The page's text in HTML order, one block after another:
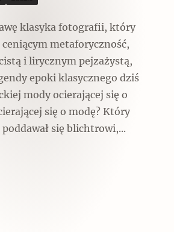
klasyka fotografii, który
ceniącym metaforyczność,
i lirycznym pejzażystą,
epoki klasycznego dziś
mody ocierającej się o
się o modę? Który
się blichtrowi,...